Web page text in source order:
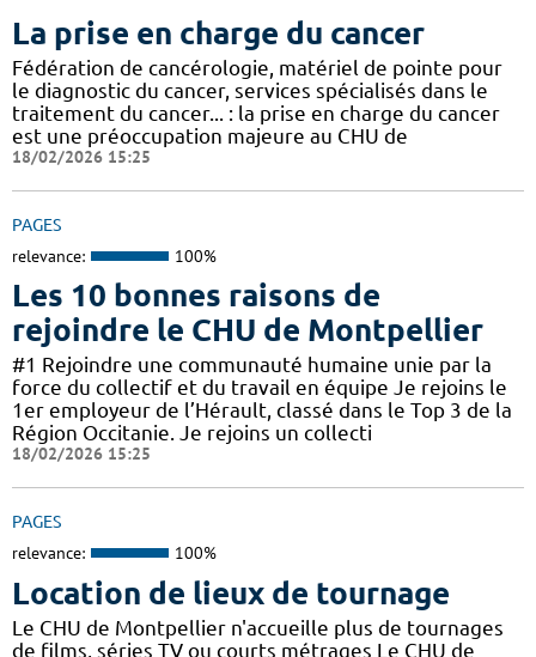
La prise en charge du cancer
Fédération de cancérologie, matériel de pointe pour
le diagnostic du cancer, services spécialisés dans le
traitement du cancer... : la prise en charge du cancer
est une préoccupation majeure au CHU de
18/02/2026 15:25
PAGES
relevance: 100%
Les 10 bonnes raisons de
rejoindre le CHU de Montpellier
#1 Rejoindre une communauté humaine unie par la
force du collectif et du travail en équipe Je rejoins le
1er employeur de l’Hérault, classé dans le Top 3 de la
Région Occitanie. Je rejoins un collecti
18/02/2026 15:25
PAGES
relevance: 100%
Location de lieux de tournage
Le CHU de Montpellier n'accueille plus de tournages
de films, séries TV ou courts métrages Le CHU de